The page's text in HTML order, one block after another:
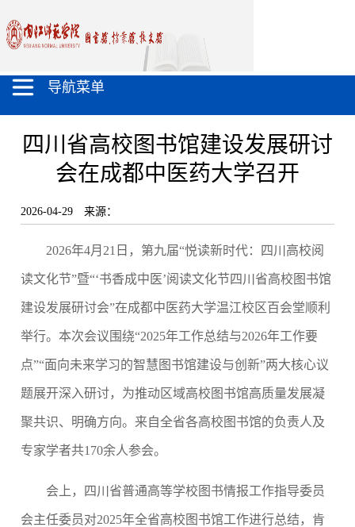
导航菜单
四川省高校图书馆建设发展研讨
会在成都中医药大学召开
2026-04-29 来源：
2026年4月21日，第九届“悦读新时代：四川高校阅
读文化节”暨“‘书香成中医’阅读文化节四川省高校图书馆
建设发展研讨会”在成都中医药大学温江校区百会堂顺利
举行。本次会议围绕“2025年工作总结与2026年工作要
点”“面向未来学习的智慧图书馆建设与创新”两大核心议
题展开深入研讨，为推动区域高校图书馆高质量发展凝
聚共识、明确方向。来自全省各高校图书馆的负责人及
专家学者共170余人参会。
会上，四川省普通高等学校图书情报工作指导委员
会主任委员对2025年全省高校图书馆工作进行总结，肯